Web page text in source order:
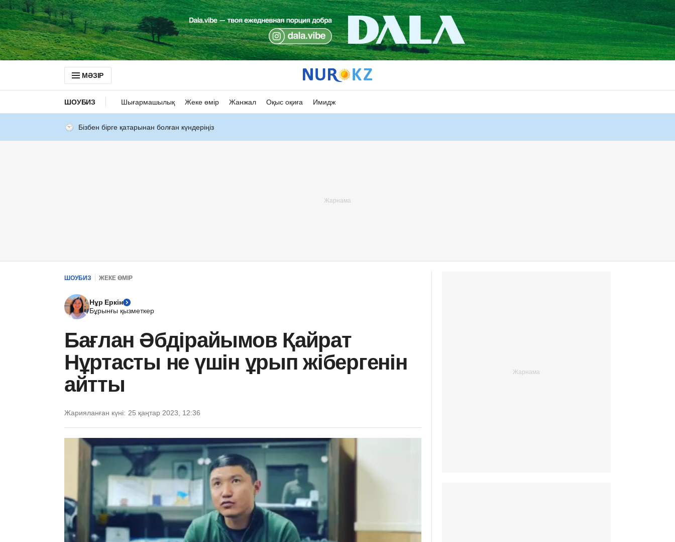
МӘЗІР
ШОУБИЗ Шығармашылық Жеке өмір Жанжал Оқыс оқиға Имидж
Бізбен бірге қатарынан болған күндеріңіз
ШОУБИЗ ЖЕКЕ ӨМІР
Нұр Еркін
Бұрынғы қызметкер
Бағлан Әбдірайымов Қайрат
Нұртасты не үшін ұрып жібергенін
айтты
Жарияланған күні: 25 қаңтар 2023, 12:36